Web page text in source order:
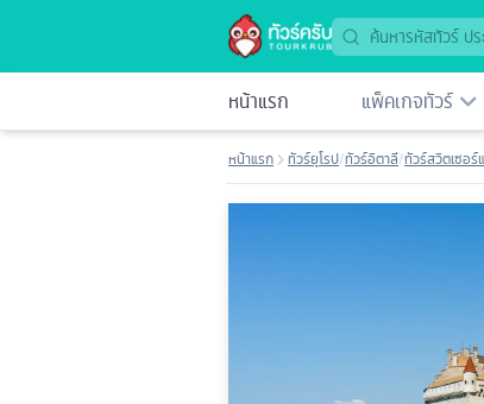
หน้าแรก แพ็คเกจทัวร์
หน้าแรก ทัวร์ยุโรป/ทัวร์อิตาลี/ทัวร์สวิตเซอ